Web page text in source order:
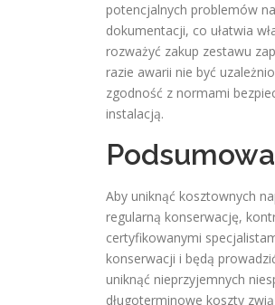
potencjalnych problemów
dokumentacji, co ułatwia
rozważyć zakup zestawu
razie awarii nie być
zgodność z normami
instalacją.
Aby uniknąć kosztownych
regularną konserwację,
certyfikowanymi
konserwacji i będą
uniknąć nieprzyjemnych
długoterminowe koszty